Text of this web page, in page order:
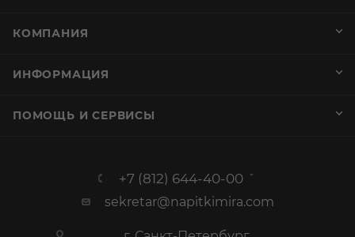
КОМПАНИЯ
ИНФОРМАЦИЯ
ПОМОЩЬ И СЕРВИСЫ
+7 (812) 644-40-00
sekretar@napitkimira.com